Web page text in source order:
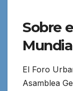
Sobre
El Foro
Asamblea